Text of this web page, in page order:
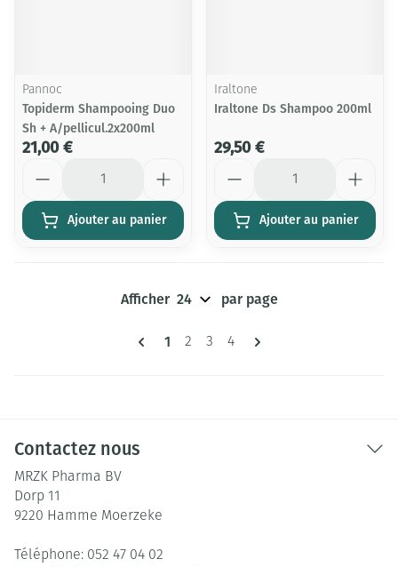
Pannoc
Topiderm Shampooing Duo
Sh + A/pellicul.2x200ml
21,00 €
Ajouter au panier
Iraltone
Iraltone Ds Shampoo 200ml
29,50 €
Ajouter au panier
Pages
Vous lisez actuellement la page
1 Page
2 Page
3 Page
4
Afficher par page
Contactez nous
MRZK Pharma BV
Dorp 11
9220 Hamme Moerzeke
Téléphone: 052 47 04 02